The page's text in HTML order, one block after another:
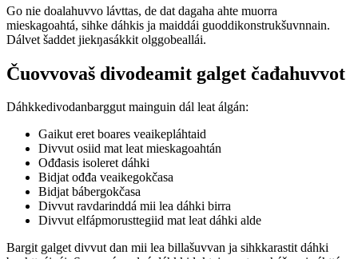
Go nie doalahuvvo lávttas, de dat dagaha ahte muorra
mieskagoahtá, sihke dáhkis ja maiddái guoddikonstrukšuvnnain.
Dálvet šaddet jiekŋasákkit olggobeallái.
Čuovvovaš divodeamit galget čađahuvvot
Dáhkkedivodanbarggut mainguin dál leat álgán:
Gaikut eret boares veaikepláhtaid
Divvut osiid mat leat mieskagoahtán
Ođđasis isoleret dáhki
Bidjat ođđa veaikegokčasa
Bidjat bábergokčasa
Divvut ravdarinddá mii lea dáhki birra
Divvut elfápmorusttegiid mat leat dáhki alde
Bargit galget divvut dan mii lea billašuvvan ja sihkkarastit dáhki